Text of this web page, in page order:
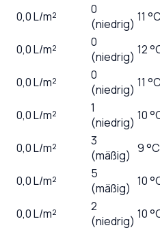
0,0L/m²
0
(niedrig) 11
0,0L/m²
0
(niedrig) 12
0,0L/m²
0
(niedrig) 11
0,0L/m²
1
(niedrig) 10
0,0L/m²
3
(mäßig) 9 °C
0,0L/m²
5
(mäßig) 10
0,0L/m²
2
(niedrig) 10